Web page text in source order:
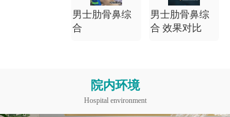
男士肋骨鼻综
合
男士肋骨鼻综
合 效果对比
院内环境
Hospital environment